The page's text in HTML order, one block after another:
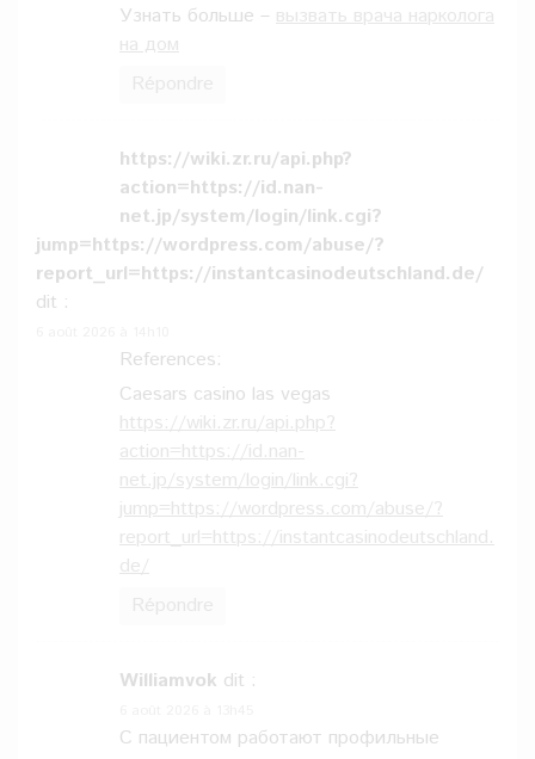
Узнать больше – вызвать врача нарколога
на дом
https://wiki.zr.ru/api.php?
action=https://id.nan-
net.jp/system/login/link.cgi?
jump=https://wordpress.com/abuse/?
report_url=https://instantcasinodeutschland.de/
dit :
References:
Caesars casino las vegas
https://wiki.zr.ru/api.php?
action=https://id.nan-
net.jp/system/login/link.cgi?
jump=https://wordpress.com/abuse/?
report_url=https://instantcasinodeutschland.
de/
Williamvok dit :
С пациентом работают профильные